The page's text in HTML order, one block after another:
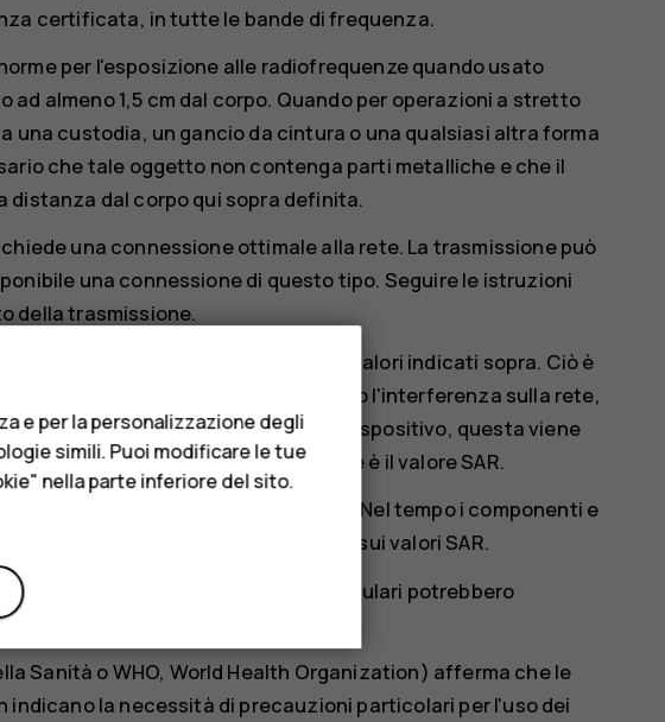
certificata, in tutte le bande di frequenza.
per l'esposizione alle radiofrequenze quando usato
almeno 1,5 cm dal corpo. Quando per operazioni a stretto
custodia, un gancio da cintura o una qualsiasi altra forma
che tale oggetto non contenga parti metalliche e che il
dal corpo qui sopra definita.
una connessione ottimale alla rete. La trasmissione può
una connessione di questo tipo. Seguire le istruzioni
della trasmissione.
sono in genere molto al di sotto dei valori indicati sopra. Ciò è
del sistema e per ridurre al minimo l'interferenza sulla rete,
tutta la potenza operativa del dispositivo, questa viene
la potenza del dispositivo, minore è il valore SAR.
versioni differenti e più di un valore. Nel tempo i componenti e
alcune di queste potrebbero influire sui valori SAR.
. I dispositivi cellulari potrebbero
Sanità o WHO, World Health Organization) afferma che le
la necessità di precauzioni particolari per l'uso dei
e per la personalizzazione degli
simili. Puoi modificare le tue
nella parte inferiore del sito.